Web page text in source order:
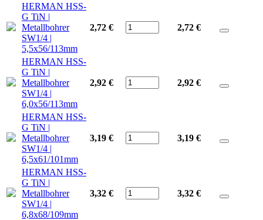
HERMAN HSS-
G TiN |
Metallbohrer
SW1/4 |
5,5x56/113mm
2,72 € 2,72 €
HERMAN HSS-
G TiN |
Metallbohrer
SW1/4 |
6,0x56/113mm
2,92 € 2,92 €
HERMAN HSS-
G TiN |
Metallbohrer
SW1/4 |
6,5x61/101mm
3,19 € 3,19 €
HERMAN HSS-
G TiN |
Metallbohrer
SW1/4 |
6,8x68/109mm
3,32 € 3,32 €